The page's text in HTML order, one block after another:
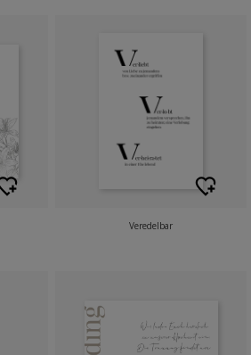
Veredelbar